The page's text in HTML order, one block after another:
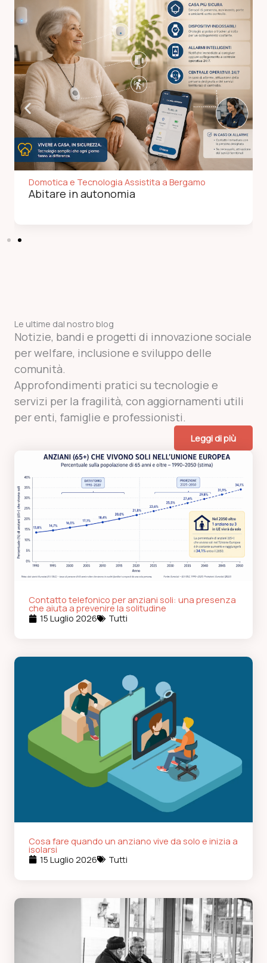
Domotica e Tecnologia Assistita a Bergamo
Abitare in autonomia
Le ultime dal nostro blog
Notizie, bandi e progetti di innovazione sociale
per welfare, inclusione e sviluppo delle
comunità.
Approfondimenti pratici su tecnologie e
servizi per la fragilità, con aggiornamenti utili
per enti, famiglie e professionisti.
Leggi di più
Contatto telefonico per anziani soli: una presenza
che aiuta a prevenire la solitudine
15 Luglio 2026
Tutti
Cosa fare quando un anziano vive da solo e inizia a
isolarsi
15 Luglio 2026
Tutti